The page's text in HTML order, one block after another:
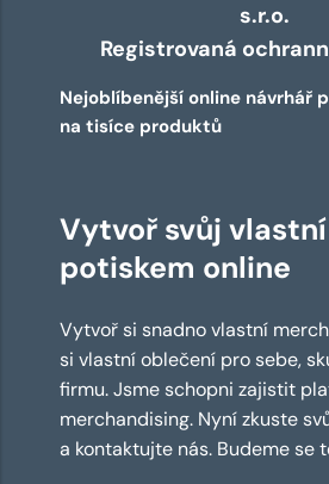
s.r.o.
Registrovaná
Nejoblíbenější online návrhář
na tisíce produktů
Vytvoř svůj
potiskem online
Vytvoř si snadno vlastní
si vlastní oblečení pro sebe,
firmu. Jsme schopni zajistit
merchandising. Nyní zkuste
a kontaktujte nás. Budeme se